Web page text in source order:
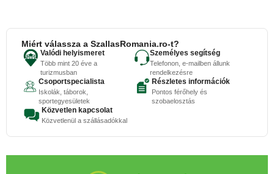
Miért válassza a SzallasRomania.ro-t?
Valódi helyismeret
Több mint 20 éve a
turizmusban
Személyes segítség
Telefonon, e-mailben állunk
rendelkezésre
Csoportspecialista
Iskolák, táborok,
sportegyesületek
Részletes információk
Pontos férőhely és
szobaelosztás
Közvetlen kapcsolat
Közvetlenül a szállásadókkal